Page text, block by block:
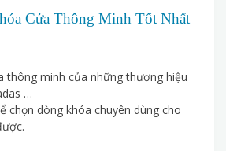
Cửa Thông Minh Tốt Nhất
thông minh của những thương hiệu
…
chọn dòng khóa chuyên dùng cho